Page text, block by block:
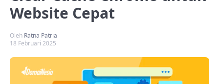
Website Cepat
Oleh Ratna Patria
18 Februari 2025